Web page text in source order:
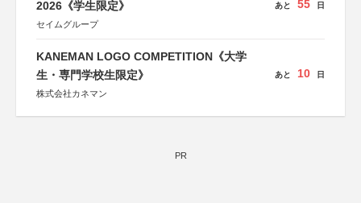
2026《学生限定》
セイムグループ
あと 55 日
KANEMAN LOGO COMPETITION《大学
生・専門学校生限定》
株式会社カネマン
あと 10 日
PR